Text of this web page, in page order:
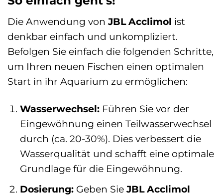
Die Anwendung vonJBL Acclimol ist
denkbar einfach und unkompliziert.
Befolgen Sie einfach die folgenden Schritte,
um Ihren neuen Fischen einen optimalen
Start in ihr Aquarium zu ermöglichen:
Wasserwechsel:Führen Sie vor der
Eingewöhnung einen Teilwasserwechsel
durch (ca. 20-30%). Dies verbessert die
Wasserqualität und schafft eine optimale
Grundlage für die Eingewöhnung.
Dosierung:Geben SieJBL Acclimol